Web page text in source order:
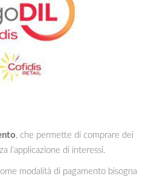
, che permette di comprare dei
l’applicazione di interessi.
modalità di pagamento bisogna